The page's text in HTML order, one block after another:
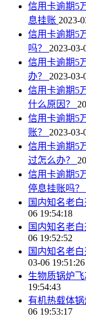
信用卡逾期5
息挂账 2023-
信用卡逾期5
吗？ 2023-03-
信用卡逾期5
办？ 2023-03-
信用卡逾期5
什么原因？
信用卡逾期5
账？ 2023-03-
信用卡逾期5
过怎么办？
信用卡逾期5
停息挂账吗？
国内知名老
06 19:54:18
国内知名老
06 19:52:52
国内知名老
03-06 19:51:26
生物质锅炉
19:54:43
有机热载体
06 19:53:17